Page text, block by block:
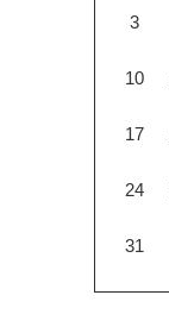
3
10
17
24
31